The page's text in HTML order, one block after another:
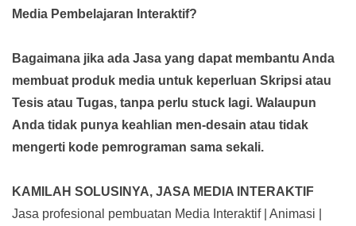
Media Pembelajaran Interaktif?
Bagaimana jika ada Jasa yang dapat membantu Anda
membuat produk media untuk keperluan Skripsi atau
Tesis atau Tugas, tanpa perlu stuck lagi. Walaupun
Anda tidak punya keahlian men-desain atau tidak
mengerti kode pemrograman sama sekali.
KAMILAH SOLUSINYA, JASA MEDIA INTERAKTIF
Jasa profesional pembuatan Media Interaktif | Animasi |